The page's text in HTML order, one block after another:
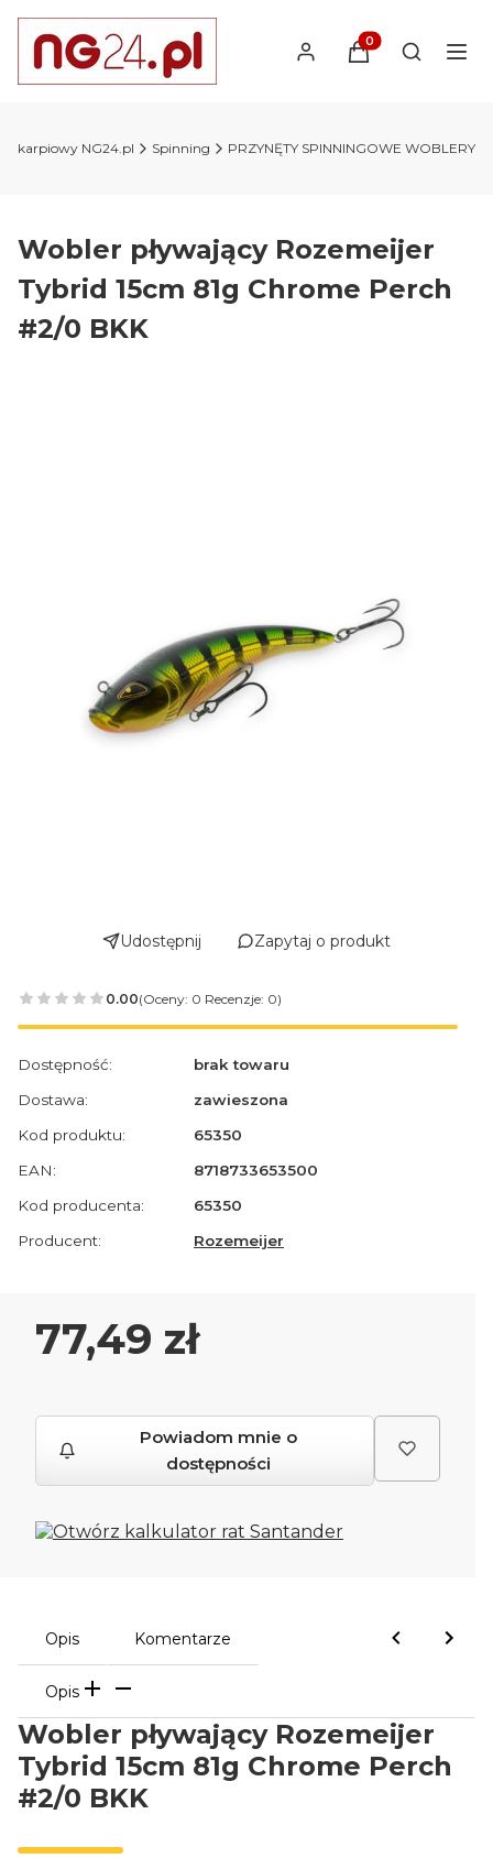
Produkty w
Otwórz
karpiowy NG24.pl Spinning PRZYNĘTY SPINNINGOWE WOBLERY
Wobler pływający Rozemeijer
Tybrid 15cm 81g Chrome Perch
#2/0 BKK
Udostępnij Zapytaj o produkt
0.00(Oceny: 0 Recenzje: 0)
Dostępność:
brak towaru
Dostawa:
zawieszona
Kod produktu:
65350
EAN:
8718733653500
Kod producenta:
65350
Producent:
Rozemeijer
Cena
77,49 zł
Powiadom mnie o
dostępności
Opis Komentarze
Opis
Wobler pływający Rozemeijer
Tybrid 15cm 81g Chrome Perch
#2/0 BKK